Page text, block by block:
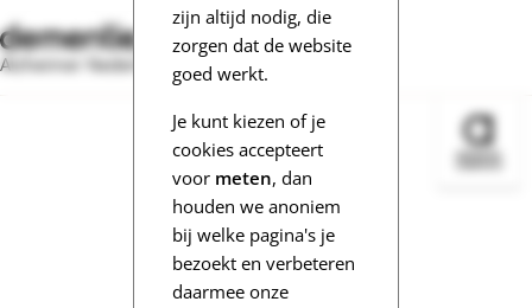
zijn altijd nodig, die
zorgen dat de website
goed werkt.
Je kunt kiezen of je
cookies accepteert
voor meten, dan
houden we anoniem
bij welke pagina's je
bezoekt en verbeteren
daarmee onze
Alzheimer Nederland